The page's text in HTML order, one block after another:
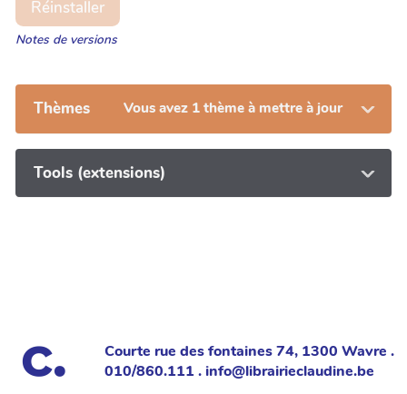
Réinstaller
Notes de versions
Thèmes Vous avez 1 thème à mettre à jour
Tools (extensions)
Courte rue des fontaines 74, 1300 Wavre .
010/860.111 . info@librairieclaudine.be